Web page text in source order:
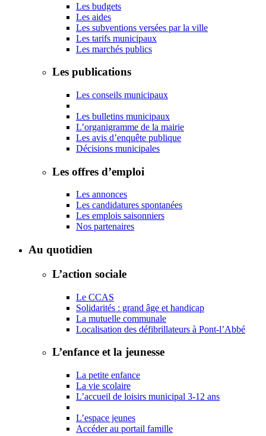
Les budgets
Les aides
Les subventions versées par la ville
Les tarifs municipaux
Les marchés publics
Les publications
Les conseils municipaux
Les bulletins municipaux
L’organigramme de la mairie
Les avis d’enquête publique
Décisions municipales
Les offres d’emploi
Les annonces
Les candidatures spontanées
Les emplois saisonniers
Nos partenaires
Au quotidien
L’action sociale
Le CCAS
Solidarités : grand âge et handicap
La mutuelle communale
Localisation des défibrillateurs à Pont-l’Abbé
L’enfance et la jeunesse
La petite enfance
La vie scolaire
L’accueil de loisirs municipal 3-12 ans
L’espace jeunes
Accéder au portail famille